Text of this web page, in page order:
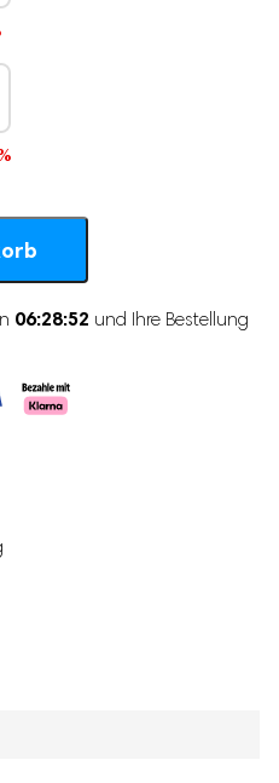
06:28:52 und Ihre Bestellung